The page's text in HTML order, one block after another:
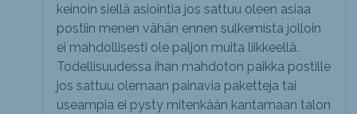
keinoin siellä asiointia jos sattuu oleen asiaa
postiin menen vähän ennen sulkemista jolloin
ei mahdollisesti ole paljon muita liikkeellä.
Todellisuudessa ihan mahdoton paikka postille
jos sattuu olemaan painavia paketteja tai
useampia ei pysty mitenkään kantamaan talon